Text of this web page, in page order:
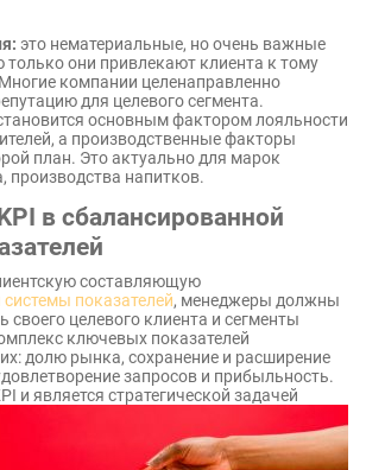
это нематериальные, но очень важные
они привлекают клиента к тому
компании целенаправленно
для целевого сегмента.
основным фактором лояльности
а производственные факторы
план. Это актуально для марок
напитков.
в сбалансированной
составляющую
показателей, менеджеры должны
своего целевого клиента и сегменты
ключевых показателей
долю рынка, сохранение и расширение
запросов и прибыльность.
и является стратегической задачей